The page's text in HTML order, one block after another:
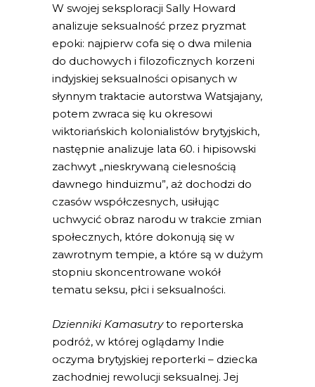
W swojej seksploracji Sally Howard
analizuje seksualność przez pryzmat
epoki: najpierw cofa się o dwa milenia
do duchowych i filozoficznych korzeni
indyjskiej seksualności opisanych w
słynnym traktacie autorstwa Watsjajany,
potem zwraca się ku okresowi
wiktoriańskich kolonialistów brytyjskich,
następnie analizuje lata 60. i hipisowski
zachwyt „nieskrywaną cielesnością
dawnego hinduizmu”, aż dochodzi do
czasów współczesnych, usiłując
uchwycić obraz narodu w trakcie zmian
społecznych, które dokonują się w
zawrotnym tempie, a które są w dużym
stopniu skoncentrowane wokół
tematu seksu, płci i seksualności.
Dzienniki Kamasutryto reporterska
podróż, w której oglądamy Indie
oczyma brytyjskiej reporterki – dziecka
zachodniej rewolucji seksualnej. Jej